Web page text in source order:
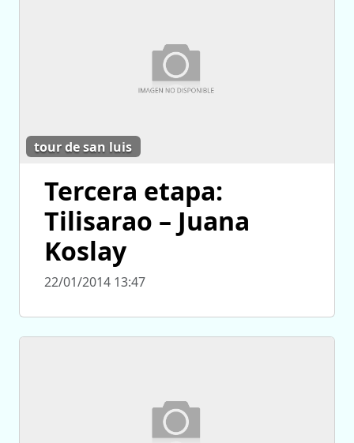
tour de san luis
Tercera etapa:
Tilisarao – Juana
Koslay
22/01/2014 13:47